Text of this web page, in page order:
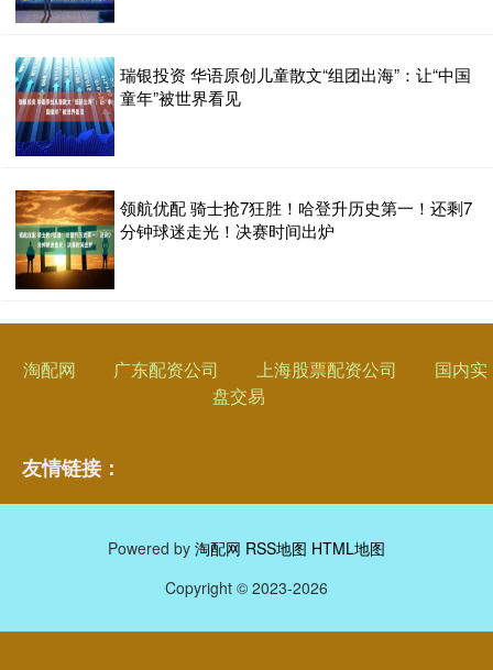
瑞银投资 华语原创儿童散文“组团出海”：让“中国
童年”被世界看见
领航优配 骑士抢7狂胜！哈登升历史第一！还剩7
分钟球迷走光！决赛时间出炉
淘配网 广东配资公司 上海股票配资公司
国内实
盘交易
友情链接：
Powered by 淘配网 RSS地图 HTML地图
Copyright © 2023-2026